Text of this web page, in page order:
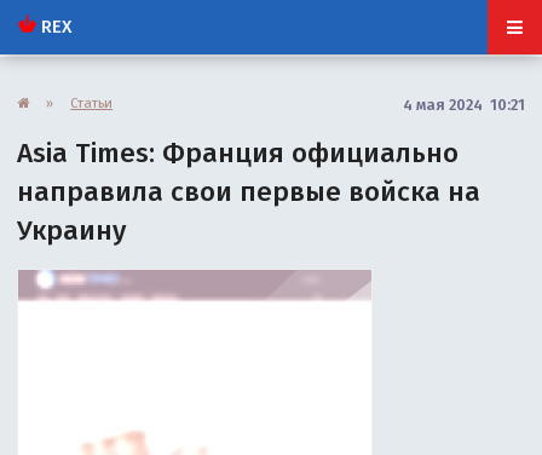
REX
» Статьи 4 мая 2024 10:21
Asia Times: Франция официально
направила свои первые войска на
Украину